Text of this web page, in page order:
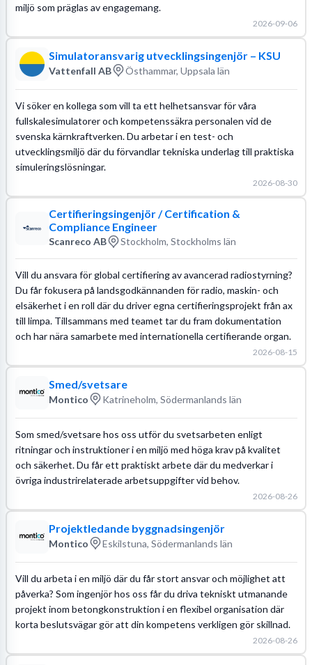
miljö som präglas av engagemang.
2026-09-06
Simulatoransvarig utvecklingsingenjör – KSU
Vattenfall AB Östhammar, Uppsala län
Vi söker en kollega som vill ta ett helhetsansvar för våra
fullskalesimulatorer och kompetenssäkra personalen vid de
svenska kärnkraftverken. Du arbetar i en test- och
utvecklingsmiljö där du förvandlar tekniska underlag till praktiska
simuleringslösningar.
2026-08-30
Certifieringsingenjör / Certification &
Compliance Engineer
Scanreco AB Stockholm, Stockholms län
Vill du ansvara för global certifiering av avancerad radiostyrning?
Du får fokusera på landsgodkännanden för radio, maskin- och
elsäkerhet i en roll där du driver egna certifieringsprojekt från ax
till limpa. Tillsammans med teamet tar du fram dokumentation
och har nära samarbete med internationella certifierande organ.
2026-08-15
Smed/svetsare
Montico Katrineholm, Södermanlands län
Som smed/svetsare hos oss utför du svetsarbeten enligt
ritningar och instruktioner i en miljö med höga krav på kvalitet
och säkerhet. Du får ett praktiskt arbete där du medverkar i
övriga industrirelaterade arbetsuppgifter vid behov.
2026-08-26
Projektledande byggnadsingenjör
Montico Eskilstuna, Södermanlands län
Vill du arbeta i en miljö där du får stort ansvar och möjlighet att
påverka? Som ingenjör hos oss får du driva tekniskt utmanande
projekt inom betongkonstruktion i en flexibel organisation där
korta beslutsvägar gör att din kompetens verkligen gör skillnad.
2026-08-26